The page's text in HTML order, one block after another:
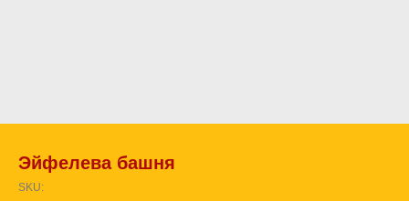
Эйфелева башня
SKU: